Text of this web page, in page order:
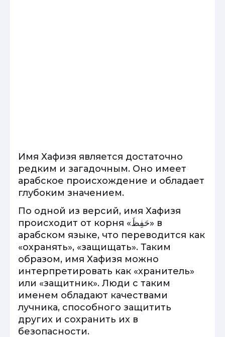
Имя Хафизя является достаточно
редким и загадочным. Оно имеет
арабское происхождение и обладает
глубоким значением.
По одной из версий, имя Хафизя
происходит от корня «حَفِظَ» в
арабском языке, что переводится как
«охранять», «защищать». Таким
образом, имя Хафизя можно
интерпретировать как «хранитель»
или «защитник». Люди с таким
именем обладают качествами
лучника, способного защитить
других и сохранить их в
безопасности.